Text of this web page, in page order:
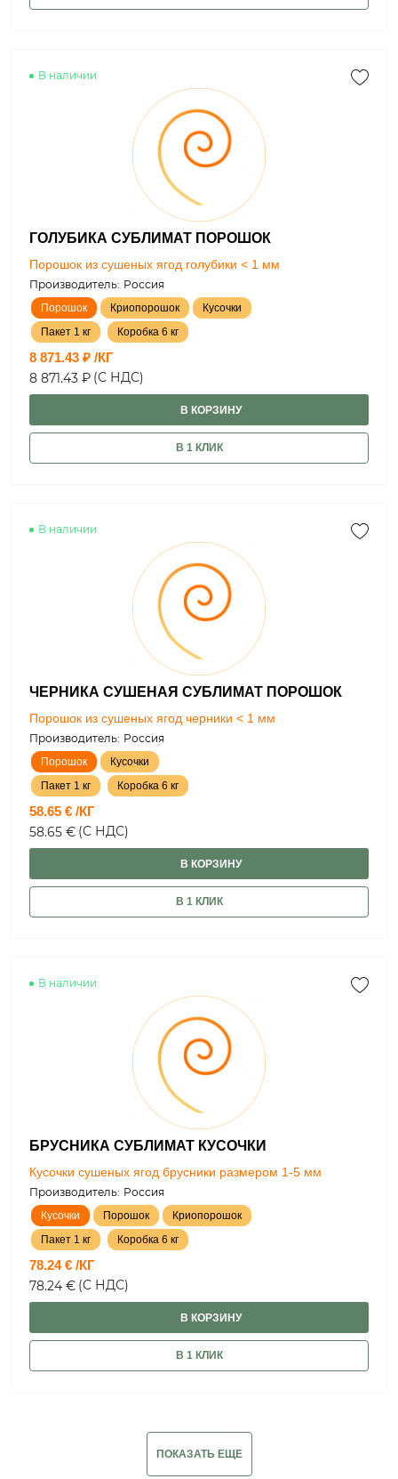
В наличии
ГОЛУБИКА СУБЛИМАТ ПОРОШОК
Порошок из сушеных ягод голубики < 1 мм
Производитель: Россия
Порошок Криопорошок
Кусочки
Пакет 1 кг
Коробка 6 кг
8 871.43 ₽ /КГ
8 871.43 ₽ (С НДС)
В КОРЗИНУ
В 1 КЛИК
В наличии
ЧЕРНИКА СУШЕНАЯ СУБЛИМАТ ПОРОШОК
Порошок из сушеных ягод черники < 1 мм
Производитель: Россия
Порошок
Кусочки
Пакет 1 кг
Коробка 6 кг
58.65 € /КГ
58.65 € (С НДС)
В КОРЗИНУ
В 1 КЛИК
В наличии
БРУСНИКА СУБЛИМАТ КУСОЧКИ
Кусочки сушеных ягод брусники размером 1-5 мм
Производитель: Россия
Кусочки Порошок
Криопорошок
Пакет 1 кг
Коробка 6 кг
78.24 € /КГ
78.24 € (С НДС)
В КОРЗИНУ
В 1 КЛИК
ПОКАЗАТЬ ЕЩЕ